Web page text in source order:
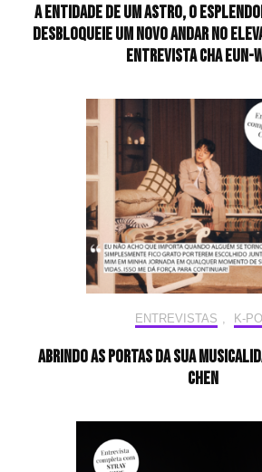
A entidade de um astro, o
desbloqueie um novo andar no
Entrevista CHA EUN-
ENTREVISTAS , K-
Abrindo as portas da sua
CHEN